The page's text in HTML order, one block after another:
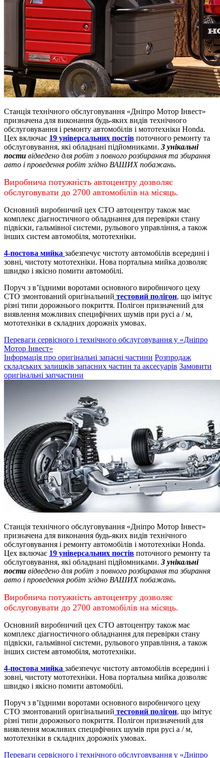
Станція технічного обслуговування «Дніпро Мотор Інвест»
призначена для виконання будь-яких видів технічного
обслуговування і ремонту автомобілів і мототехніки Honda.
Цех включає 19 універсальних постів поточного ремонту та
обслуговування, які обладнані підйомниками. 3 унікальні
пости відведено для робіт з повного розбирання та збирання
авто і проведення робіт згідно ВАШИХ побажань.
Виробнича потужність автоцентру дозволяє
обслуговувати до 2700 автомобілів на місяць.
Основний виробничий цех СТО автоцентру також має
комплекс діагностичного обладнання для перевірки стану
підвіски, гальмівної системи, рульового управління, а також
інших систем автомобіля, мототехніки.
4-постова мийка забезпечує чистоту автомобілів всередині і
зовні, чистоту мототехніки. Нова портальна мийка дозволяє
швидко і якісно помити автомобілі.
Поруч з в’їздними воротами основного виробничого цеху
СТО змонтований оригінальний тестовий полігон, що імітує
різні типи дорожнього покриття. Полігон призначений для
виявлення можливих специфічних шумів при русі а / м,
мототехніки в складних дорожніх умовах.
Переваги сервісного і технічного обслуговування у «Дніпро
Мотор Інвест»
Інформація про оригінальні запасні частини Розпродаж
складських залишків запасних частин та аксесуарів Замовити
оригінальні запчастини
Станція технічного обслуговування «Дніпро Мотор Інвест»
призначена для виконання будь-яких видів технічного
обслуговування і ремонту автомобілів і мототехніки Honda.
Цех включає 19 універсальних постів поточного ремонту та
обслуговування, які обладнані підйомниками. 3 унікальні
пости відведено для робіт з повного розбирання та збирання
авто і проведення робіт згідно ВАШИХ побажань.
Виробнича потужність автоцентру дозволяє
обслуговувати до 2700 автомобілів на місяць.
Основний виробничий цех СТО автоцентру також має
комплекс діагностичного обладнання для перевірки стану
підвіски, гальмівної системи, рульового управління, а також
інших систем автомобіля, мототехніки.
4-постова мийка забезпечує чистоту автомобілів всередині і
зовні, чистоту мототехніки. Нова портальна мийка дозволяє
швидко і якісно помити автомобілі.
Поруч з в’їздними воротами основного виробничого цеху
СТО змонтований оригінальний тестовий полігон, що імітує
різні типи дорожнього покриття. Полігон призначений для
виявлення можливих специфічних шумів при русі а / м,
мототехніки в складних дорожніх умовах.
Переваги сервісного і технічного обслуговування у «Дніпро